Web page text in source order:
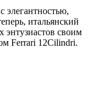
итальянский
энтузиастов своим
Ferrari 12Cilindri.